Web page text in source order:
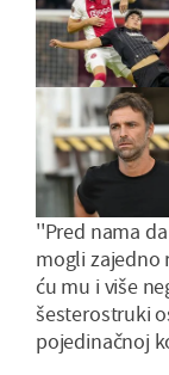
''Pred nama
mogli zajedno
ću mu i više
šesterostruki
pojedinačnoj